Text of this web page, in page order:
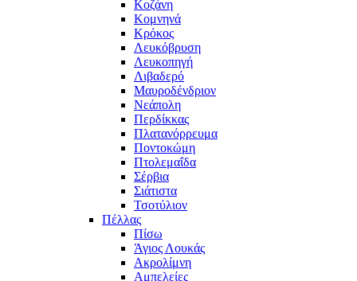
Κοζάνη
Κομνηνά
Κρόκος
Λευκόβρυση
Λευκοπηγή
Λιβαδερό
Μαυροδένδριον
Νεάπολη
Περδίκκας
Πλατανόρρευμα
Ποντοκώμη
Πτολεμαΐδα
Σέρβια
Σιάτιστα
Τσοτύλιον
Πέλλας
Πίσω
Άγιος Λουκάς
Ακρολίμνη
Αμπελείες